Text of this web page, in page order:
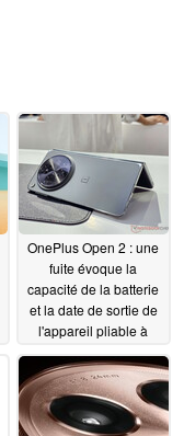
OnePlus Open 2 : une
fuite évoque la
capacité de la batterie
et la date de sortie de
l'appareil pliable à
Gen 407/23/2024